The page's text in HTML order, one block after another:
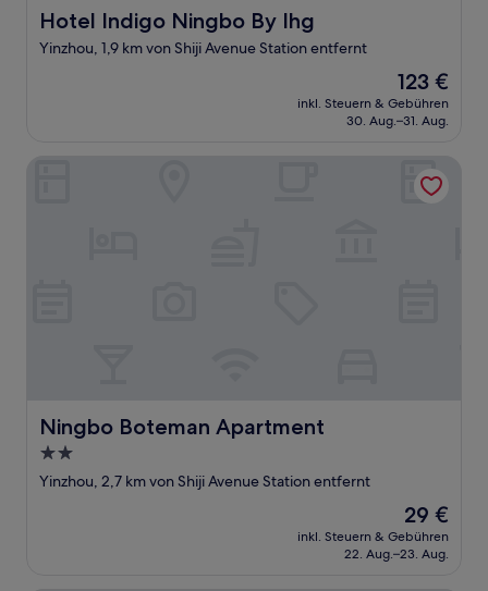
Hotel Indigo Ningbo By Ihg
Hotel Indigo Ningbo By Ihg
Yinzhou, 1,9 km von Shiji Avenue Station entfernt
Der
Preis
beträgt
123 €
inkl. Steuern & Gebühren
30. Aug.–31. Aug.
Ningbo Boteman Apartment
Ningbo Boteman Apartment
2.0-
Sterne-
Yinzhou, 2,7 km von Shiji Avenue Station entfernt
Der
Preis
beträgt
29 €
inkl. Steuern & Gebühren
22. Aug.–23. Aug.